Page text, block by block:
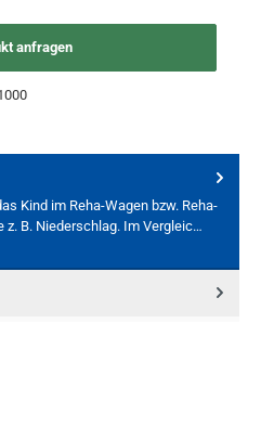
anfragen
Kind im Reha-Wagen bzw. Reha-
z. B. Niederschlag. Im Vergleic…